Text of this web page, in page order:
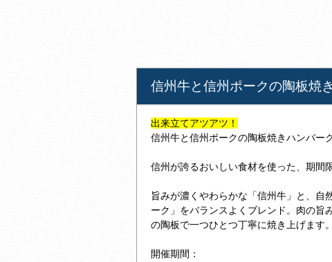
信州牛と信州ポークの陶板焼
出来立てアツアツ！
信州牛と信州ポークの陶板焼きハンバー
信州が誇るおいしい食材を使った、期間
旨みが濃くやわらかな「信州牛」と、自
ーク」をバランスよくブレンド。肉の旨
の陶板で一つひとつ丁寧に焼き上げます。
開催期間：